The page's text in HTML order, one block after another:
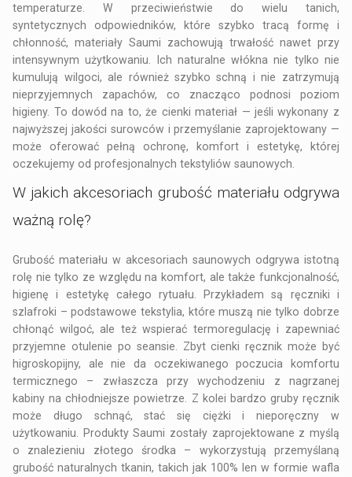
temperaturze. W przeciwieństwie do wielu tanich,
syntetycznych odpowiedników, które szybko tracą formę i
chłonność, materiały Saumi zachowują trwałość nawet przy
intensywnym użytkowaniu. Ich naturalne włókna nie tylko nie
kumulują wilgoci, ale również szybko schną i nie zatrzymują
nieprzyjemnych zapachów, co znacząco podnosi poziom
higieny. To dowód na to, że cienki materiał — jeśli wykonany z
najwyższej jakości surowców i przemyślanie zaprojektowany —
może oferować pełną ochronę, komfort i estetykę, której
oczekujemy od profesjonalnych tekstyliów saunowych.
W jakich akcesoriach grubość materiału odgrywa
ważną rolę?
Grubość materiału w akcesoriach saunowych odgrywa istotną
rolę nie tylko ze względu na komfort, ale także funkcjonalność,
higienę i estetykę całego rytuału. Przykładem są ręczniki i
szlafroki – podstawowe tekstylia, które muszą nie tylko dobrze
chłonąć wilgoć, ale też wspierać termoregulację i zapewniać
przyjemne otulenie po seansie. Zbyt cienki ręcznik może być
higroskopijny, ale nie da oczekiwanego poczucia komfortu
termicznego – zwłaszcza przy wychodzeniu z nagrzanej
kabiny na chłodniejsze powietrze. Z kolei bardzo gruby ręcznik
może długo schnąć, stać się ciężki i nieporęczny w
użytkowaniu. Produkty Saumi zostały zaprojektowane z myślą
o znalezieniu złotego środka – wykorzystują przemyślaną
grubość naturalnych tkanin, takich jak 100% len w formie wafla